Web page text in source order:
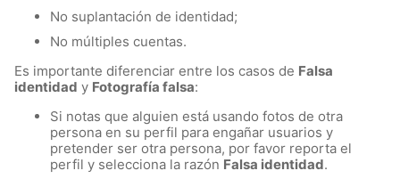
No suplantación de identidad;
No múltiples cuentas.
Es importante diferenciar entre los casos de Falsa
identidad y Fotografía falsa:
Si notas que alguien está usando fotos de otra
persona en su perfil para engañar usuarios y
pretender ser otra persona, por favor reporta el
perfil y selecciona la razón Falsa identidad.